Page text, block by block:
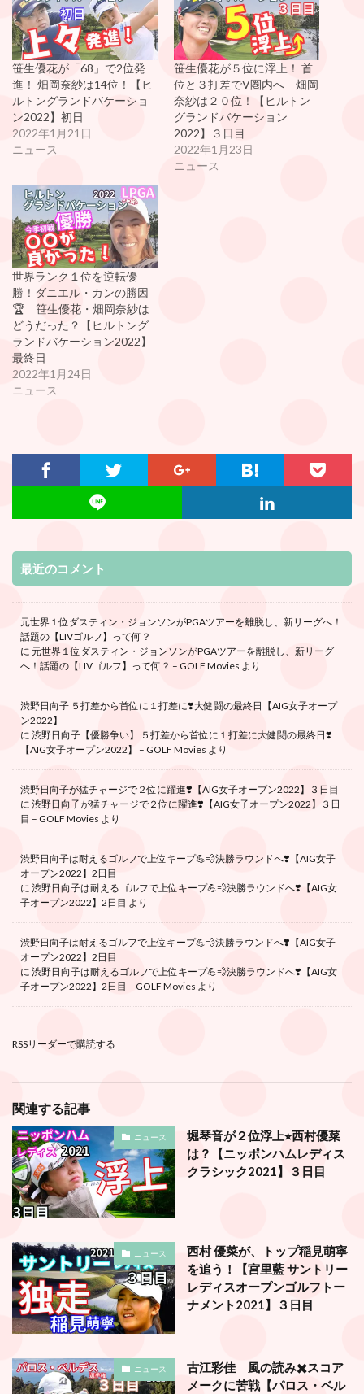
笹生優花が「68」で2位発
進！ 畑岡奈紗は14位！【ヒ
ルトングランドバケーショ
ン2022】初日
2022年1月21日
ニュース
笹生優花が５位に浮上！ 首
位と３打差でV圏内へ 畑岡
奈紗は２０位！【ヒルトン
グランドバケーション
2022】３日目
2022年1月23日
ニュース
世界ランク１位を逆転優
勝！ダニエル・カンの勝因
🏆 笹生優花・畑岡奈紗は
どうだった？【ヒルトング
ランドバケーション2022】
最終日
2022年1月24日
ニュース
最近のコメント
元世界１位ダスティン・ジョンソンがPGAツアーを離脱し、新リーグへ！
話題の【LIVゴルフ】って何？
に 元世界１位ダスティン・ジョンソンがPGAツアーを離脱し、新リーグ
へ！話題の【LIVゴルフ】って何？ – GOLF Movies より
渋野日向子 ５打差から首位に１打差に❣️大健闘の最終日【AIG女子オープ
ン2022】
に 渋野日向子【優勝争い】 ５打差から首位に１打差に大健闘の最終日❣️
【AIG女子オープン2022】 – GOLF Movies より
渋野日向子が猛チャージで２位に躍進❣️【AIG女子オープン2022】３日目
に 渋野日向子が猛チャージで２位に躍進❣️【AIG女子オープン2022】３日
目 – GOLF Movies より
渋野日向子は耐えるゴルフで上位キープ💪💨決勝ラウンドへ❣️【AIG女子
オープン2022】2日目
に 渋野日向子は耐えるゴルフで上位キープ💪💨決勝ラウンドへ❣️【AIG女
子オープン2022】2日目 より
渋野日向子は耐えるゴルフで上位キープ💪💨決勝ラウンドへ❣️【AIG女子
オープン2022】2日目
に 渋野日向子は耐えるゴルフで上位キープ💪💨決勝ラウンドへ❣️【AIG女
子オープン2022】2日目 – GOLF Movies より
RSSリーダーで購読する
関連する記事
ニュース
堀琴音が２位浮上⭐︎西村優菜
は？【ニッポンハムレディス
クラシック2021】３日目
ニュース
西村 優菜が、トップ稲見萌寧
を追う！【宮里藍 サントリー
レディスオープンゴルフトー
ナメント2021】３日目
ニュース
古江彩佳 風の読み✖️スコア
メークに苦戦【パロス・ベル